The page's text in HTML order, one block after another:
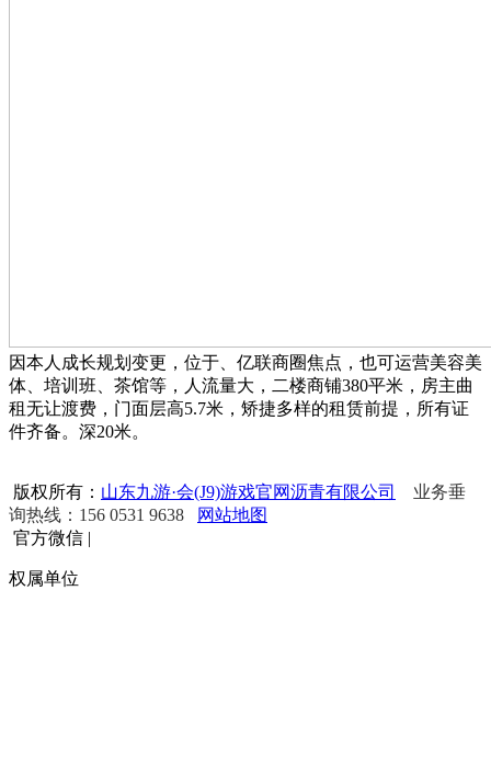
因本人成长规划变更，位于、亿联商圈焦点，也可运营美容美
体、培训班、茶馆等，人流量大，二楼商铺380平米，房主曲
租无让渡费，门面层高5.7米，矫捷多样的租赁前提，所有证
件齐备。深20米。
版权所有： 山东九游·会(J9)游戏官网沥青有限公司
业务垂
询热线：156 0531 9638
网站地图
官方微信 |
权属单位